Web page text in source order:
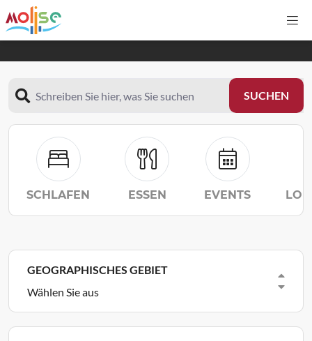
IT EN DE FR ES Hoher Kontrast
HOME
ENTDECKEN SIE
ORGANISIEREN SIE
Schreiben Sie die Wörter, die Sie in diesem Feld suchen
SUCHEN
SCHLAFEN ESSEN EVENTS
GEOGRAPHISCHES GEBIET
Wählen Sie aus